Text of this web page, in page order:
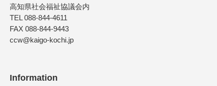
高知県社会福祉協議会内
TEL 088-844-4611
FAX 088-844-9443
ccw@kaigo-kochi.jp
Information